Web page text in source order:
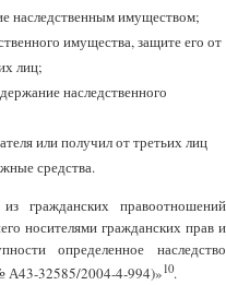
наследственным имуществом;
имущества, защите его от
лиц;
наследственного
или получил от третьих лиц
средства.
гражданских правоотношений
носителями гражданских прав и
определенное наследство
32585/2004-4-994)»10.